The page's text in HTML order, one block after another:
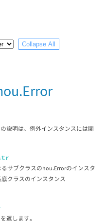
Collapse All
説明は、例外インスタンスには関
サブクラスのhou.Errorのインスタ
クラスのインスタンス
返します。